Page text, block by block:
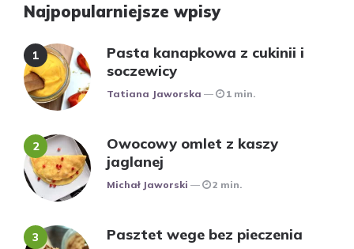
Najpopularniejsze wpisy
Pasta kanapkowa z cukinii i
soczewicy
Posted
Tatiana Jaworska 1 min.
Owocowy omlet z kaszy
jaglanej
Posted
Michał Jaworski 2 min.
Pasztet wege bez pieczenia